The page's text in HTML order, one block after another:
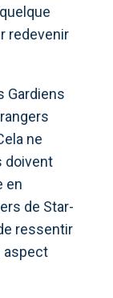
redevenir
Gardiens
ne
doivent
en
de Star-
ressentir
aspect